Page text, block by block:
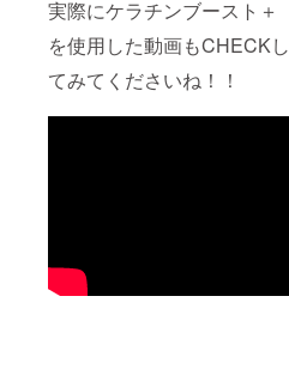
実際にケラチンブースト＋
を使用した動画もCHECKし
てみてくださいね！！